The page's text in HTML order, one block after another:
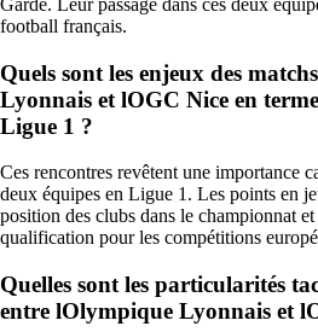
Garde. Leur passage dans ces deux
football français.
Quels sont les enjeux des
Lyonnais et lOGC Nice en
Ligue 1 ?
Ces rencontres revêtent une importance
deux équipes en Ligue 1. Les points en
position des clubs dans le championnat
qualification pour les compétitions
Quelles sont les particularités
entre lOlympique Lyonnais et